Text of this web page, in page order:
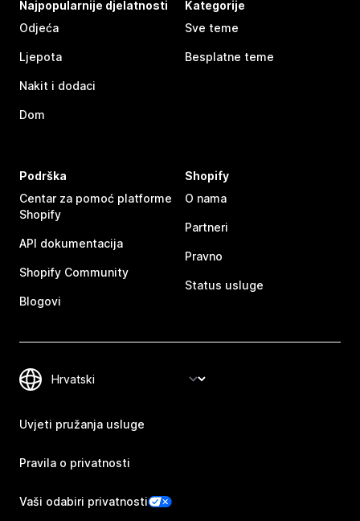
Najpopularnije djelatnosti
Odjeća
Ljepota
Nakit i dodaci
Dom
Kategorije
Sve teme
Besplatne teme
Podrška
Centar za pomoć platforme
Shopify
API dokumentacija
Shopify Community
Blogovi
Shopify
O nama
Partneri
Pravno
Status usluge
Uvjeti pružanja usluge
Pravila o privatnosti
Vaši odabiri privatnosti